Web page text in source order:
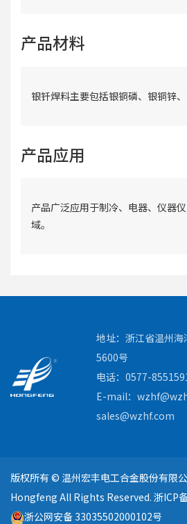
产品材料
银钎焊料主要包括银铜磷、银铜锌、
产品应用
产品广泛应用于制冷、电器、仪器
域。
地址：浙江省温州
5600号
电话：0577-
E-mail：
sales@wzhf.com
版权所有 © 温州宏丰电工合金股份有限
Hongfeng All Rights Reserved. 浙ICP
浙公网安备 33035502000102号